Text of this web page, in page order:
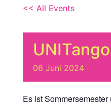
<< All Events
UNITango
06 Juni 2024
Es ist